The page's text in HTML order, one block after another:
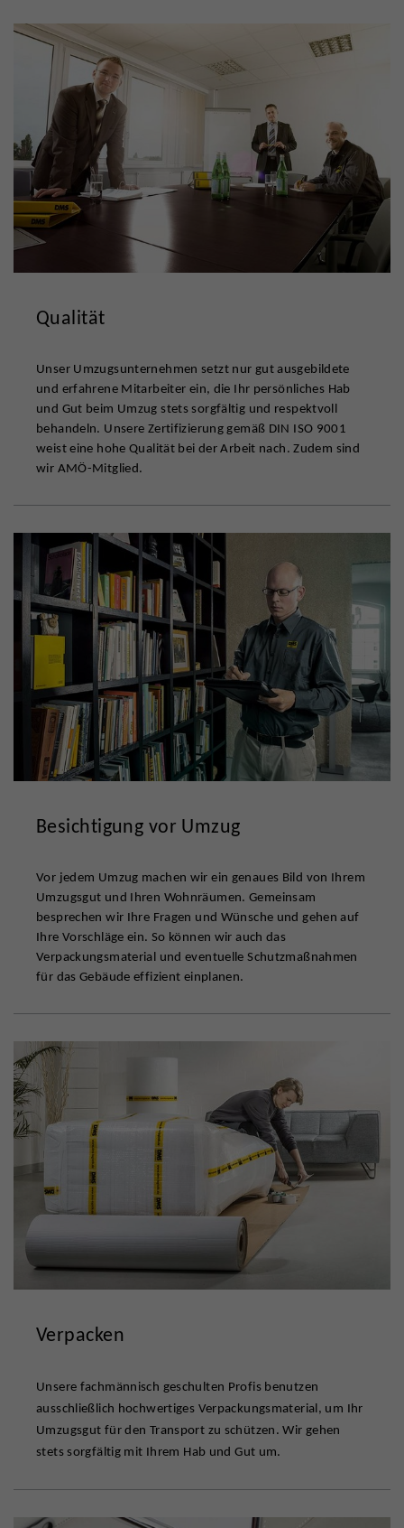
Qualität
Unser Umzugsunternehmen setzt nur gut ausgebildete
und erfahrene Mitarbeiter ein, die Ihr persönliches Hab
und Gut beim Umzug stets sorgfältig und respektvoll
behandeln. Unsere Zertifizierung gemäß DIN ISO 9001
weist eine hohe Qualität bei der Arbeit nach. Zudem sind
wir AMÖ-Mitglied.
Besichtigung vor Umzug
Vor jedem Umzug machen wir ein genaues Bild von Ihrem
Umzugsgut und Ihren Wohnräumen. Gemeinsam
besprechen wir Ihre Fragen und Wünsche und gehen auf
Ihre Vorschläge ein. So können wir auch das
Verpackungsmaterial und eventuelle Schutzmaßnahmen
für das Gebäude effizient einplanen.
Verpacken
Unsere fachmännisch geschulten Profis benutzen
ausschließlich hochwertiges Verpackungsmaterial, um Ihr
Umzugsgut für den Transport zu schützen. Wir gehen
stets sorgfältig mit Ihrem Hab und Gut um.